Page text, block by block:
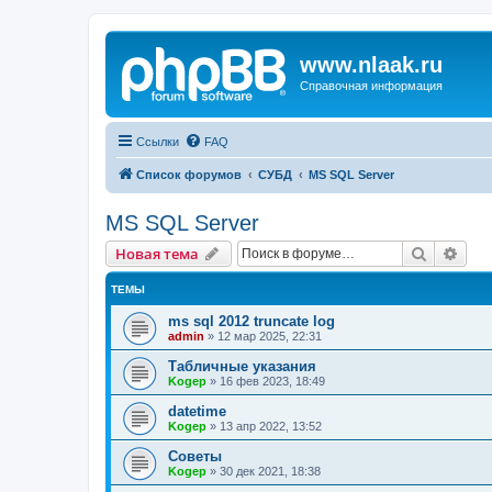
www.nlaak.ru
Справочная информация
Ссылки FAQ
Список форумов СУБД MS SQL Server
MS SQL Server
Новая тема Поиск
ТЕМЫ
ms sql 2012 truncate log
admin » 12 мар 2025, 22:31
Табличные указания
Kogep » 16 фев 2023, 18:49
datetime
Kogep » 13 апр 2022, 13:52
Советы
Kogep » 30 дек 2021, 18:38